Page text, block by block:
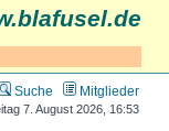
Suche Mitglieder
7. August 2026, 16:53